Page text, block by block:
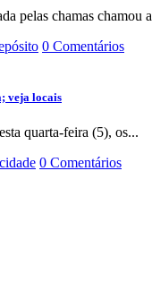
pelas chamas chamou
0 Comentários
veja locais
quarta-feira (5), os...
0 Comentários